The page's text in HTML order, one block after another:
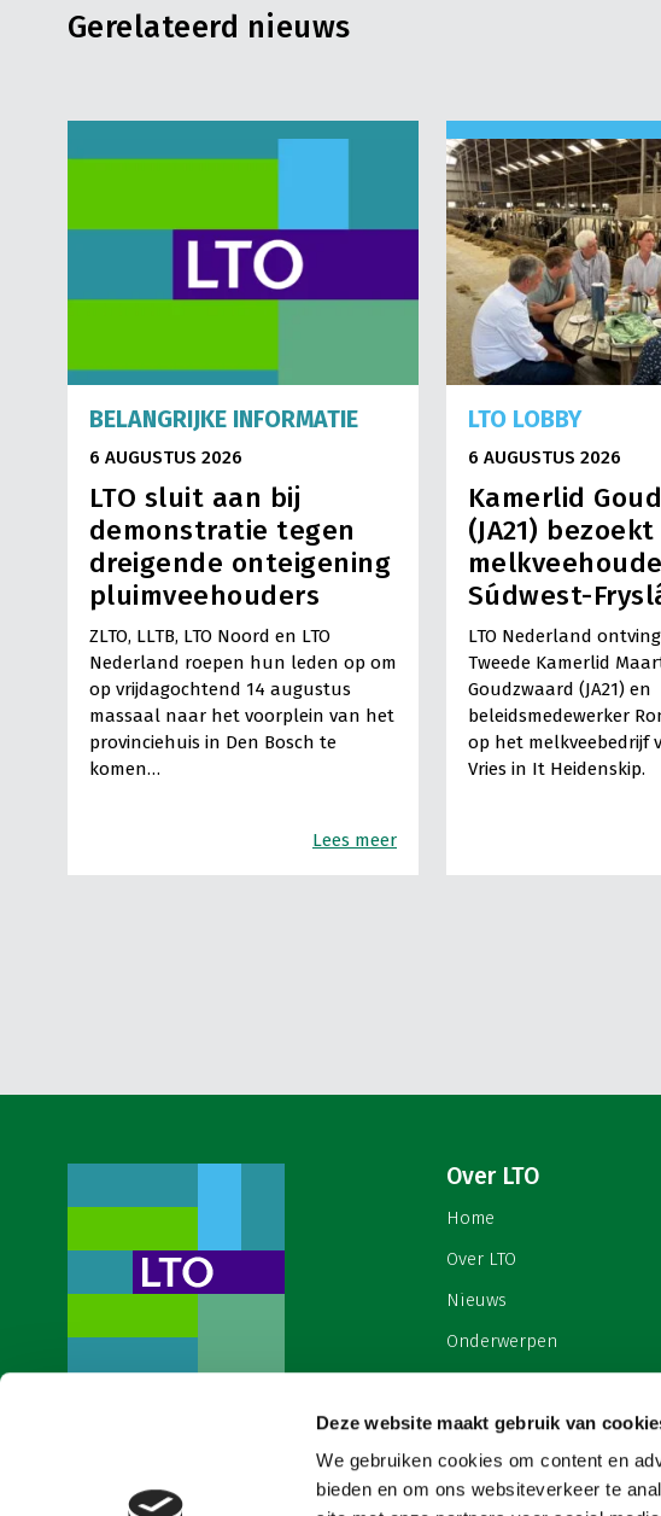
Deze website maakt gebruik van
We gebruiken cookies om content en
bieden en om ons websiteverkeer te
Gerelateerd nieuws
BELANGRIJKE INFORMATIE
6 AUGUSTUS 2026
LTO sluit aan bij
demonstratie tegen
dreigende onteigening
pluimveehouders
ZLTO, LLTB, LTO Noord en LTO
Nederland roepen hun leden op om
op vrijdagochtend 14 augustus
massaal naar het voorplein van het
provinciehuis in Den Bosch te
komen…
Lees meer
LTO LOBBY
6 AUGUSTUS 2026
Kamerlid
(JA21) bezoekt
Súdwest-
LTO Nederland
Tweede Kamerlid
Goudzwaard (JA21) en
beleidsmedewerker
op het melkveebedrijf
Vries in It Heidenskip.
werkgeversorganisatie met meerwaarde,
voor een sector met meerwaarde. Dat is
Land- en Tuinbouw Organisatie
Over LTO
Home
Over LTO
Nieuws
Onderwerpen
Contact
Cookies & privacy